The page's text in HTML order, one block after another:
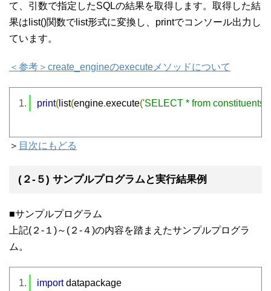
て、引数で指定したSQLの結果を取得します。取得した結
果はlist()関数でlist形式に変換し、printでコンソール出力し
ています。
＜参考＞create_engineのexecuteメソッドについて
print( list(engine.execute('SELECT * from
＞ 目次にもどる
(２-５) サンプルプログラムと実行結果例
■サンプルプログラム
上記(２-１)～(２-４)の内容を踏まえたサンプルプログラ
ム。
import datapackage